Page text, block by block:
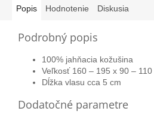
Popis Hodnotenie Diskusia
Podrobný popis
100% jahňacia kožušina
Veľkosť 160 – 195 x 90 – 110
Dĺžka vlasu cca 5 cm
Dodatočné parametre